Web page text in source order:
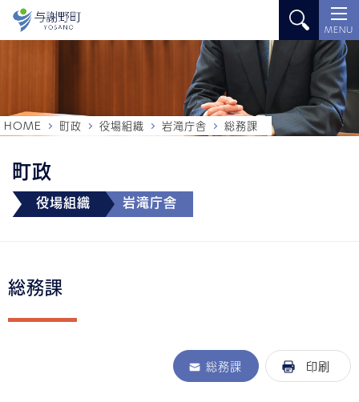
MENU
町政
役場組織 岩滝庁舎
HOME 町政 役場組織 岩滝庁舎 総務課
総務課
総務課 印刷